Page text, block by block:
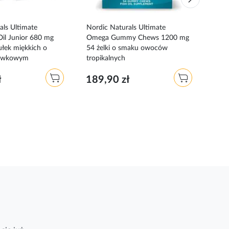
Ultimate
Junior 680 mg
miękkich o
Nordic Naturals Ultimate
Omega Gummy Chews 1200 mg
54 żelki o smaku owoców
tropikalnych
189,90 zł